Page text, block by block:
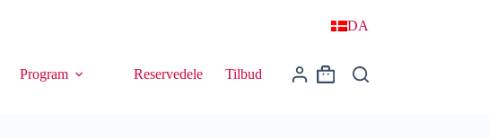
DA
Program Reservedele Tilbud